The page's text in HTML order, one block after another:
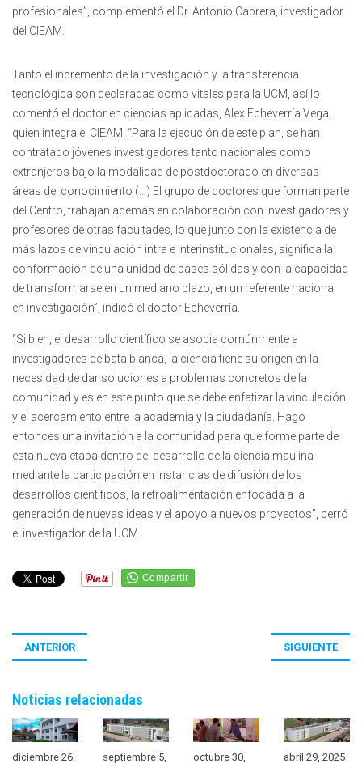
profesionales”, complementó el Dr. Antonio Cabrera, investigador
del CIEAM.
Tanto el incremento de la investigación y la transferencia
tecnológica son declaradas como vitales para la UCM, así lo
comentó el doctor en ciencias aplicadas, Alex Echeverría Vega,
quien integra el CIEAM. “Para la ejecución de este plan, se han
contratado jóvenes investigadores tanto nacionales como
extranjeros bajo la modalidad de postdoctorado en diversas
áreas del conocimiento (…) El grupo de doctores que forman parte
del Centro, trabajan además en colaboración con investigadores y
profesores de otras facultades, lo que junto con la existencia de
más lazos de vinculación intra e interinstitucionales, significa la
conformación de una unidad de bases sólidas y con la capacidad
de transformarse en un mediano plazo, en un referente nacional
en investigación”, indicó el doctor Echeverría.
“Si bien, el desarrollo científico se asocia comúnmente a
investigadores de bata blanca, la ciencia tiene su origen en la
necesidad de dar soluciones a problemas concretos de la
comunidad y es en este punto que se debe enfatizar la vinculación
y el acercamiento entre la academia y la ciudadanía. Hago
entonces una invitación a la comunidad para que forme parte de
esta nueva etapa dentro del desarrollo de la ciencia maulina
mediante la participación en instancias de difusión de los
desarrollos científicos, la retroalimentación enfocada a la
generación de nuevas ideas y el apoyo a nuevos proyectos”, cerró
el investigador de la UCM.
ANTERIOR SIGUIENTE
Noticias relacionadas
diciembre 26,
septiembre 5,
octubre 30,
abril 29, 2025